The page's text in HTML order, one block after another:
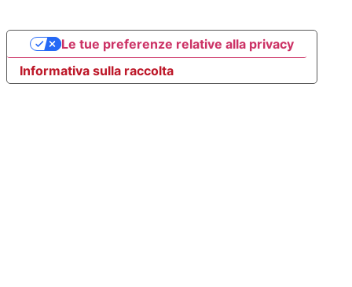
Informativa sulla raccolta
Le tue preferenze relative alla privacy